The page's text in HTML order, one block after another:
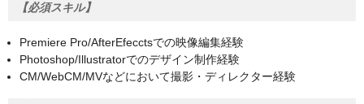
【必須スキル】
Premiere Pro/AfterEfecctsでの映像編集経験
Photoshop/Illustratorでのデザイン制作経験
CM/WebCM/MVなどにおいて撮影・ディレクター経験